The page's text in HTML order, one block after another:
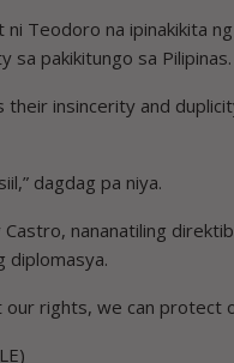
ni Teodoro na ipinakikita
sa pakikitungo sa Pilipinas.
their insincerity and
dagdag pa niya.
Castro, nananatiling
diplomasya.
our rights, we can protect